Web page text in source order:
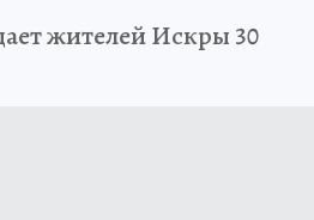
жителей Искры 30